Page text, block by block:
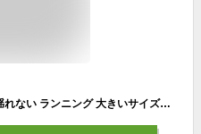
【クーポン配布中】スポーツブラ 揺れない ランニング 大きいサイズ レディース かわいい スポブラ 超軽量 吸汗 速乾 脇高 揺れ防止 取り外しパッド付き ノンストレス ノンワイヤー ヨガ ウエア スポブラ トレーニングウェア ヨガウェア フィットネスウェア